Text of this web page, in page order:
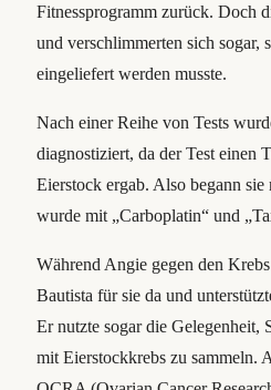
Fitnessprogramm zurück. Doch
und verschlimmerten sich sogar,
eingeliefert werden musste.
Nach einer Reihe von Tests
diagnostiziert, da der Test einen
Eierstock ergab. Also begann
wurde mit „Carboplatin“ und
Während Angie gegen den
Bautista für sie da und
Er nutzte sogar die Gelegenheit,
mit Eierstockkrebs zu sammeln.